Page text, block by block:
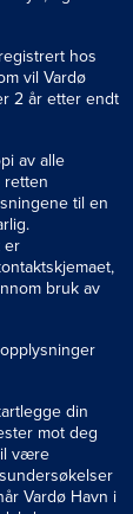
hos
vil Vardø
2 år etter endt
av alle
retten
til en
er
bruk av
din
mot deg
være
Vardø Havn i